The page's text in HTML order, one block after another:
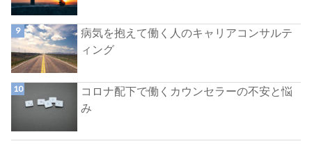
病気を抱えて働く人のキャリアコンサルテ
ィング
コロナ配下で働くカウンセラーの不安と悩
み